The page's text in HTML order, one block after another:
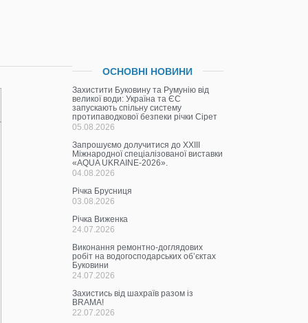
ОСНОВНІ НОВИНИ
Захистити Буковину та Румунію від
великої води: Україна та ЄС
запускають спільну систему
протипаводкової безпеки річки Сірет
05.08.2026
Запрошуємо долучитися до ХХІІІ
Міжнародної спеціалізованої виставки
«AQUA UKRAINE-2026».
04.08.2026
Річка Брусниця
03.08.2026
Річка Виженка
24.07.2026
Виконання ремонтно-доглядових
робіт на водогосподарських об’єктах
Буковини
24.07.2026
Захистись від шахраїв разом із
BRAMA!
22.07.2026